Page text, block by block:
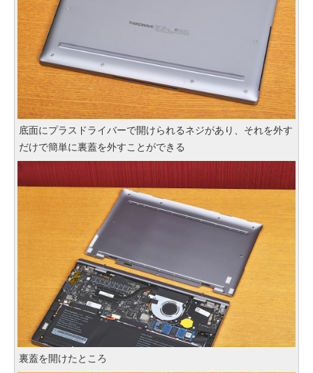
底面にプラスドライバーで開けられるネジがあり、それを外す
だけで簡単に裏蓋を外すことができる
裏蓋を開けたところ